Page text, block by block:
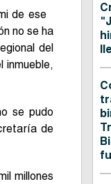
de ese
no se ha
del
inmueble,
se pudo
de
millones